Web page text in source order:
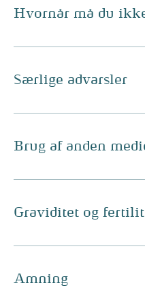
Hvornår må du
Særlige advarsler
Brug af anden
Graviditet og
Amning